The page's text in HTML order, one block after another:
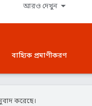
আরও দেখুন
বাহ্যিক প্রমাণীকরণ
করেছে।